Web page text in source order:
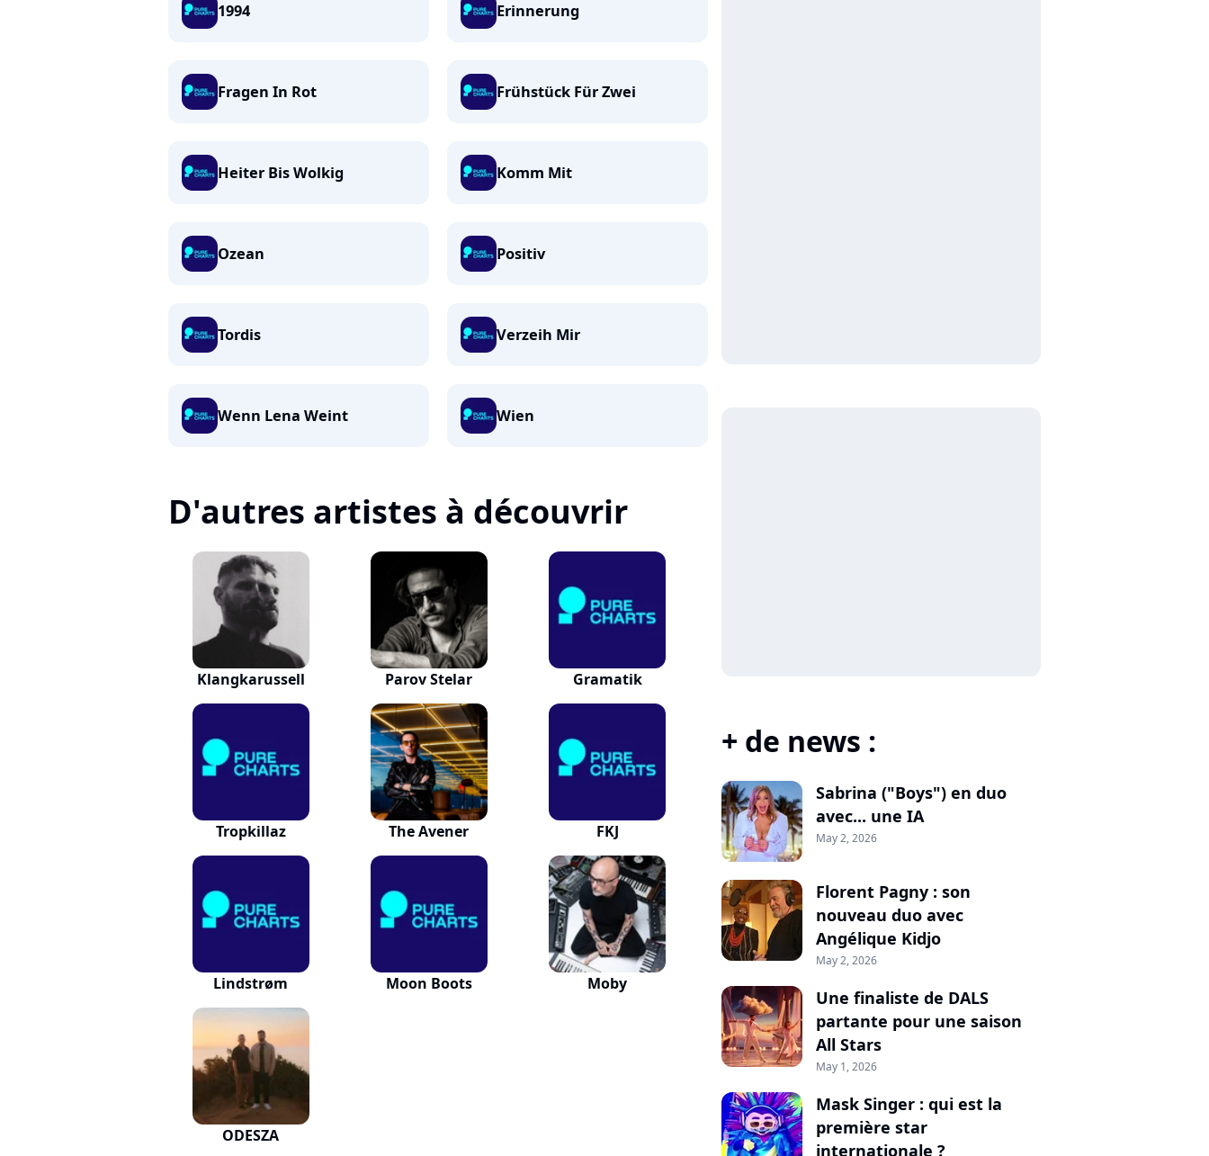
1994 Erinnerung
Fragen In Rot Frühstück Für Zwei
Heiter Bis Wolkig Komm Mit
Ozean Positiv
Tordis Verzeih Mir
Wenn Lena Weint Wien
D'autres artistes à découvrir
Klangkarussell Parov Stelar Gramatik
Tropkillaz The Avener FKJ
Lindstrøm Moon Boots Moby
ODESZA
+ de news :
Sabrina ("Boys") en duo
avec... une IA
May 2, 2026
Florent Pagny : son
nouveau duo avec
Angélique Kidjo
May 2, 2026
Une finaliste de DALS
partante pour une saison
All Stars
May 1, 2026
Mask Singer : qui est la
première star
internationale ?